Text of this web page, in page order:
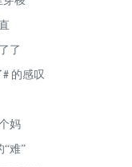
了
# 的感叹
妈
“难”